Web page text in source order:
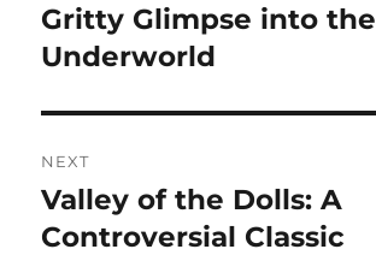
post:
Gritty Glimpse into the
Underworld
NEXT
Next
post:
Valley of the Dolls: A
Controversial Classic